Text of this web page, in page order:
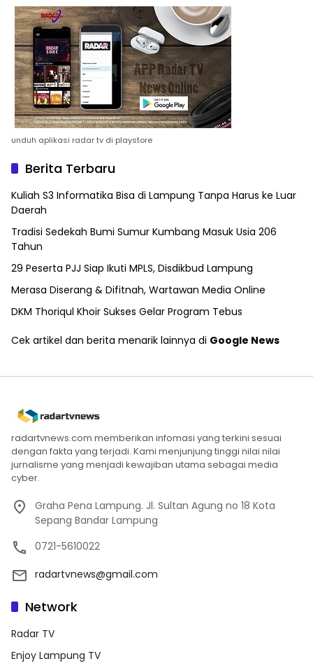
unduh aplikasi radar tv di playstore
Berita Terbaru
Kuliah S3 Informatika Bisa di Lampung Tanpa Harus ke Luar
Daerah
Tradisi Sedekah Bumi Sumur Kumbang Masuk Usia 206
Tahun
29 Peserta PJJ Siap Ikuti MPLS, Disdikbud Lampung
Merasa Diserang & Difitnah, Wartawan Media Online
DKM Thoriqul Khoir Sukses Gelar Program Tebus
Cek artikel dan berita menarik lainnya di Google News
radartvnews.com memberikan infomasi yang terkini sesuai
dengan fakta yang terjadi. Kami menjunjung tinggi nilai nilai
jurnalisme yang menjadi kewajiban utama sebagai media
cyber.
Graha Pena Lampung. Jl. Sultan Agung no 18 Kota
Sepang Bandar Lampung
0721-5610022
radartvnews@gmail.com
Network
Radar TV
Enjoy Lampung TV